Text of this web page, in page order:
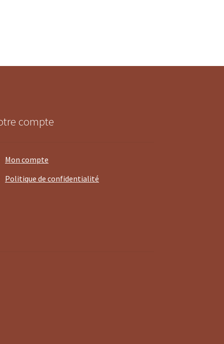
compte
Mon compte
Politique de confidentialité